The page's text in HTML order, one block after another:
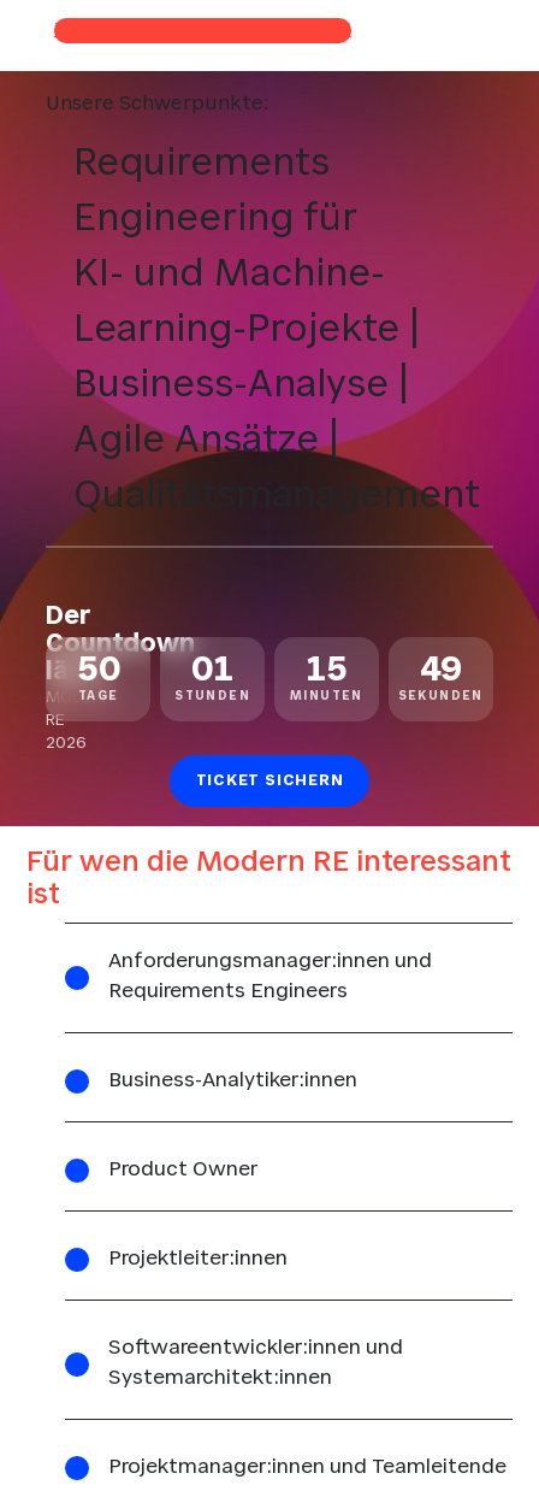
Zum Rückblick der Modern RE 2025
Unsere Schwerpunkte:
Requirements
Engineering für
KI- und Machine-
Learning-Projekte |
Business-Analyse |
Agile Ansätze |
Qualitätsmanagement
Der
Countdown
läuft
MODERN
RE
2026
50
TAGE
01
STUNDEN
15
MINUTEN
49
SEKUNDEN
TICKET SICHERN
Für wen die Modern RE interessant
ist
Anforderungsmanager:innen und
Requirements Engineers
Business-Analytiker:innen
Product Owner
Projektleiter:innen
Softwareentwickler:innen und
Systemarchitekt:innen
Projektmanager:innen und Teamleitende